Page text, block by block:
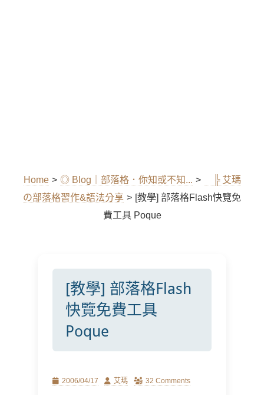
Home > ◎ Blog｜部落格．你知或不知... >
╠ 艾瑪
の部落格習作&語法分享 > [教學] 部落格Flash快覽免
費工具 Poque
[教學] 部落格Flash
快覽免費工具
Poque
Posted
2006/04/17 Author
艾瑪 32 Comments